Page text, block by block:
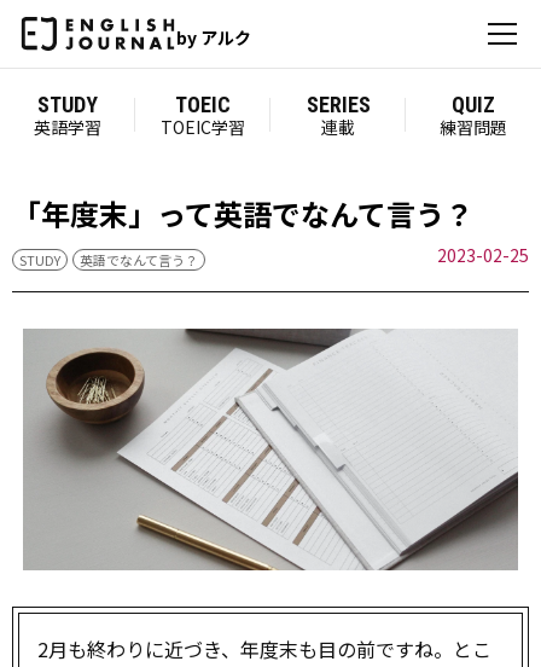
by アルク
STUDY
英語学習
TOEIC
TOEIC学習
SERIES
連載
QUIZ
練習問題
「年度末」って英語でなんて言う？
STUDY 英語でなんて言う？ 2023-02-25
2月も終わりに近づき、年度末も目の前ですね。とこ